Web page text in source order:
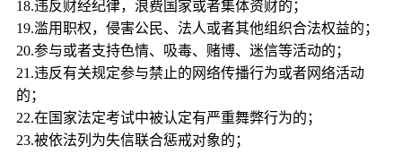
18.违反财经纪律，浪费国家或者集体资财的；
19.滥用职权，侵害公民、法人或者其他组织合法权益的；
20.参与或者支持色情、吸毒、赌博、迷信等活动的；
21.违反有关规定参与禁止的网络传播行为或者网络活动
的；
22.在国家法定考试中被认定有严重舞弊行为的；
23.被依法列为失信联合惩戒对象的；